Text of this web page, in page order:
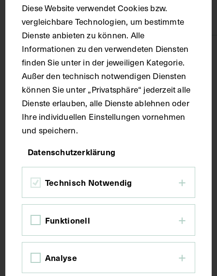
Modell
Wachs
Maße
Objektmaß 52 x 46 x 54 cm Kleine Pultvitrine im
verschlossenen Zustand
Kurzbeschreibung
1. Das Rippenfell (Pleura costalis) und das Mittelfell
(Pleura mediastinalis).
Schlagwörter
Anatomie Lehrmittel
Mediastinum
Pleura costalis
Diese Website verwendet Cookies bzw.
vergleichbare Technologien, um bestimmte
Dienste anbieten zu können. Alle
Informationen zu den verwendeten Diensten
finden Sie unter in der jeweiligen Kategorie.
Außer den technisch notwendigen Diensten
können Sie unter „Privatsphäre“ jederzeit alle
Dienste erlauben, alle Dienste ablehnen oder
Ihre individuellen Einstellungen vornehmen
und speichern.
Datenschutzerklärung
Technisch Notwendig
Funktionell
Analyse